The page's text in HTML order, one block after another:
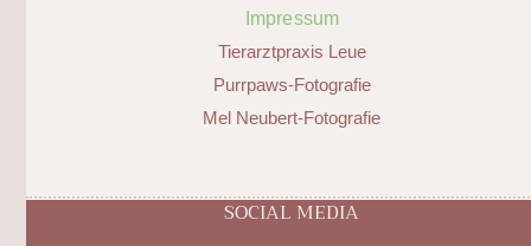
Impressum
Tierarztpraxis Leue
Purrpaws-Fotografie
Mel Neubert-Fotografie
SOCIAL MEDIA